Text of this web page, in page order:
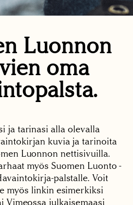
Luonnon
oma
ja tarinasi alla olevalla
kuvia ja tarinoita
Luonnon nettisivuilla.
myös Suomen Luonto -
palstalle. Voit
myös linkin esimerkiksi
Vimeossa julkaisemaasi